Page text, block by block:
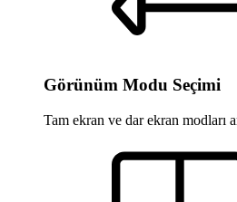
Görünüm Modu Seçimi
Tam ekran ve dar ekran modları